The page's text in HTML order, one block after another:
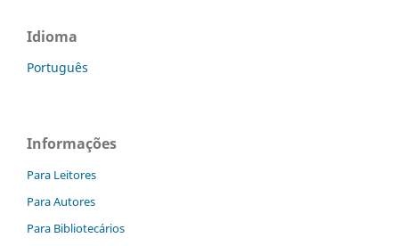
Idioma
Português
Informações
Para Leitores
Para Autores
Para Bibliotecários